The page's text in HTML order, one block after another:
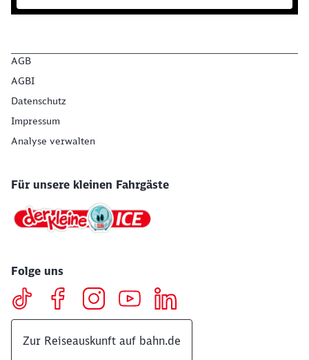
AGB
AGBI
Datenschutz
Impressum
Analyse verwalten
Für unsere kleinen Fahrgäste
Folge uns
Zur Reiseauskunft auf bahn.de